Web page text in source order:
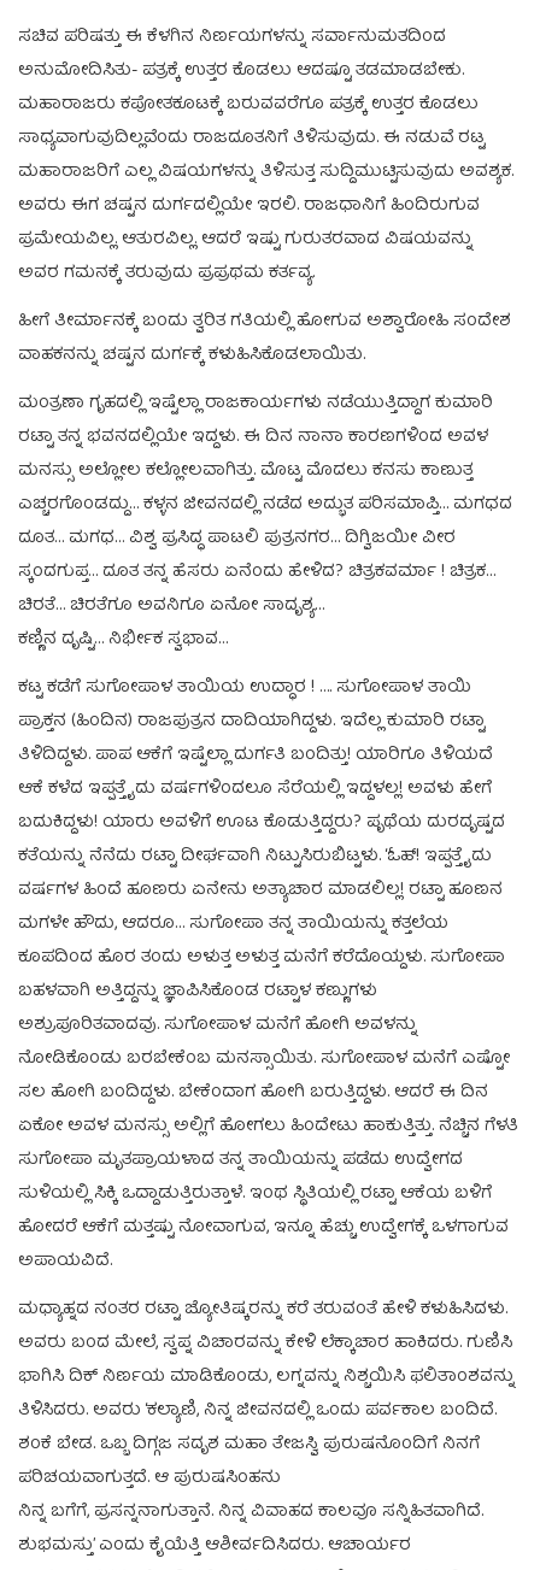
ಸಚಿವ ಪರಿಷತ್ತು ಈ ಕೆಳಗಿನ ನಿರ್ಣಯಗಳನ್ನು ಸರ್ವಾನುಮತದಿಂದ
ಅನುಮೋದಿಸಿತು- ಪತ್ರಕ್ಕೆ ಉತ್ತರ ಕೊಡಲು ಆದಷ್ಟೂ ತಡಮಾಡಬೇಕು.
ಮಹಾರಾಜರು ಕಪೋತಕೂಟಕ್ಕೆ ಬರುವವರೆಗೂ ಪತ್ರಕ್ಕೆ ಉತ್ತರ ಕೊಡಲು
ಸಾಧ್ಯವಾಗುವುದಿಲ್ಲವೆಂದು ರಾಜದೂತನಿಗೆ ತಿಳಿಸುವುದು. ಈ ನಡುವೆ ರಟ್ಟ
ಮಹಾರಾಜರಿಗೆ ಎಲ್ಲ ವಿಷಯಗಳನ್ನು ತಿಳಿಸುತ್ತ ಸುದ್ದಿಮುಟ್ಟಿಸುವುದು ಅವಶ್ಯಕ.
ಅವರು ಈಗ ಚಷ್ಟನ ದುರ್ಗದಲ್ಲಿಯೇ ಇರಲಿ. ರಾಜಧಾನಿಗೆ ಹಿಂದಿರುಗುವ
ಪ್ರಮೇಯವಿಲ್ಲ. ಆತುರವಿಲ್ಲ. ಆದರೆ ಇಷ್ಟು ಗುರುತರವಾದ ವಿಷಯವನ್ನು
ಅವರ ಗಮನಕ್ಕೆ ತರುವುದು ಪ್ರಪ್ರಥಮ ಕರ್ತವ್ಯ.
ಹೀಗೆ ತೀರ್ಮಾನಕ್ಕೆ ಬಂದು ತ್ವರಿತ ಗತಿಯಲ್ಲಿ ಹೋಗುವ ಅಶ್ವಾರೋಹಿ ಸಂದೇಶ
ವಾಹಕನನ್ನು ಚಷ್ಟನ ದುರ್ಗಕ್ಕೆ ಕಳುಹಿಸಿಕೊಡಲಾಯಿತು.
ಮಂತ್ರಣಾ ಗೃಹದಲ್ಲಿ ಇಷ್ಟೆಲ್ಲಾ ರಾಜಕಾರ್ಯಗಳು ನಡೆಯುತ್ತಿದ್ದಾಗ ಕುಮಾರಿ
ರಟ್ಟಾ ತನ್ನ ಭವನದಲ್ಲಿಯೇ ಇದ್ದಳು. ಈ ದಿನ ನಾನಾ ಕಾರಣಗಳಿಂದ ಅವಳ
ಮನಸ್ಸು ಅಲ್ಲೋಲ ಕಲ್ಲೋಲವಾಗಿತ್ತು. ಮೊಟ್ಟ ಮೊದಲು ಕನಸು ಕಾಣುತ್ತ
ಎಚ್ಚರಗೊಂಡದ್ದು… ಕಳ್ಳನ ಜೀವನದಲ್ಲಿ ನಡೆದ ಅದ್ಭುತ ಪರಿಸಮಾಪ್ತಿ… ಮಗಧದ
ದೂತ… ಮಗಧ… ವಿಶ್ವ ಪ್ರಸಿದ್ಧ ಪಾಟಲಿ ಪುತ್ರನಗರ… ದಿಗ್ವಿಜಯೀ ವೀರ
ಸ್ಕಂದಗುಪ್ತ… ದೂತ ತನ್ನ ಹೆಸರು ಏನೆಂದು ಹೇಳಿದ? ಚಿತ್ರಕವರ್ಮಾ ! ಚಿತ್ರಕ…
ಚಿರತೆ… ಚಿರತೆಗೂ ಅವನಿಗೂ ಏನೋ ಸಾದೃಶ್ಯ…
ಕಣ್ಣಿನ ದೃಷ್ಟಿ… ನಿರ್ಭೀಕ ಸ್ವಭಾವ…
ಕಟ್ಟ ಕಡೆಗೆ ಸುಗೋಪಾಳ ತಾಯಿಯ ಉದ್ಧಾರ ! …. ಸುಗೋಪಾಳ ತಾಯಿ
ಪ್ರಾಕ್ತನ (ಹಿಂದಿನ) ರಾಜಪುತ್ರನ ದಾದಿಯಾಗಿದ್ದಳು. ಇದೆಲ್ಲ ಕುಮಾರಿ ರಟ್ಟಾ
ತಿಳಿದಿದ್ದಳು. ಪಾಪ ಆಕೆಗೆ ಇಷ್ಟೆಲ್ಲಾ ದುರ್ಗತಿ ಬಂದಿತ್ತು! ಯಾರಿಗೂ ತಿಳಿಯದೆ
ಆಕೆ ಕಳೆದ ಇಪ್ಪತ್ತೈದು ವರ್ಷಗಳಿಂದಲೂ ಸೆರೆಯಲ್ಲಿ ಇದ್ದಳಲ್ಲ! ಅವಳು ಹೇಗೆ
ಬದುಕಿದ್ದಳು! ಯಾರು ಅವಳಿಗೆ ಊಟ ಕೊಡುತ್ತಿದ್ದರು? ಪೃಥೆಯ ದುರದೃಷ್ಟದ
ಕತೆಯನ್ನು ನೆನೆದು ರಟ್ಟಾ ದೀರ್ಘವಾಗಿ ನಿಟ್ಟುಸಿರುಬಿಟ್ಟಳು. ‘ಓಹ್! ಇಪ್ಪತ್ತೈದು
ವರ್ಷಗಳ ಹಿಂದೆ ಹೂಣರು ಏನೇನು ಅತ್ಯಾಚಾರ ಮಾಡಲಿಲ್ಲ! ರಟ್ಟಾ ಹೂಣನ
ಮಗಳೇ ಹೌದು, ಆದರೂ… ಸುಗೋಪಾ ತನ್ನ ತಾಯಿಯನ್ನು ಕತ್ತಲೆಯ
ಕೂಪದಿಂದ ಹೊರ ತಂದು ಅಳುತ್ತ ಅಳುತ್ತ ಮನೆಗೆ ಕರೆದೊಯ್ದಳು. ಸುಗೋಪಾ
ಬಹಳವಾಗಿ ಅತ್ತಿದ್ದನ್ನು ಜ್ಞಾಪಿಸಿಕೊಂಡ ರಟ್ಟಾಳ ಕಣ್ಣುಗಳು
ಅಶ್ರುಪೂರಿತವಾದವು. ಸುಗೋಪಾಳ ಮನೆಗೆ ಹೋಗಿ ಅವಳನ್ನು
ನೋಡಿಕೊಂಡು ಬರಬೇಕೆಂಬ ಮನಸ್ಸಾಯಿತು. ಸುಗೋಪಾಳ ಮನೆಗೆ ಎಷ್ಟೋ
ಸಲ ಹೋಗಿ ಬಂದಿದ್ದಳು. ಬೇಕೆಂದಾಗ ಹೋಗಿ ಬರುತ್ತಿದ್ದಳು. ಆದರೆ ಈ ದಿನ
ಏಕೋ ಅವಳ ಮನಸ್ಸು ಅಲ್ಲಿಗೆ ಹೋಗಲು ಹಿಂದೇಟು ಹಾಕುತ್ತಿತ್ತು. ನೆಚ್ಚಿನ ಗೆಳತಿ
ಸುಗೋಪಾ ಮೃತಪ್ರಾಯಳಾದ ತನ್ನ ತಾಯಿಯನ್ನು ಪಡೆದು ಉದ್ವೇಗದ
ಸುಳಿಯಲ್ಲಿ ಸಿಕ್ಕಿ ಒದ್ದಾಡುತ್ತಿರುತ್ತಾಳೆ. ಇಂಥ ಸ್ಥಿತಿಯಲ್ಲಿ ರಟ್ಟಾ ಆಕೆಯ ಬಳಿಗೆ
ಹೋದರೆ ಆಕೆಗೆ ಮತ್ತಷ್ಟು ನೋವಾಗುವ, ಇನ್ನೂ ಹೆಚ್ಚು ಉದ್ವೇಗಕ್ಕೆ ಒಳಗಾಗುವ
ಅಪಾಯವಿದೆ.
ಮಧ್ಯಾಹ್ನದ ನಂತರ ರಟ್ಟಾ ಜ್ಯೋತಿಷ್ಕರನ್ನು ಕರೆ ತರುವಂತೆ ಹೇಳಿ ಕಳುಹಿಸಿದಳು.
ಅವರು ಬಂದ ಮೇಲೆ, ಸ್ವಪ್ನ ವಿಚಾರವನ್ನು ಕೇಳಿ ಲೆಕ್ಕಾಚಾರ ಹಾಕಿದರು. ಗುಣಿಸಿ
ಭಾಗಿಸಿ ದಿಕ್ ನಿರ್ಣಯ ಮಾಡಿಕೊಂಡು, ಲಗ್ನವನ್ನು ನಿಶ್ಚಯಿಸಿ ಫಲಿತಾಂಶವನ್ನು
ತಿಳಿಸಿದರು. ಅವರು ‘ಕಲ್ಯಾಣಿ, ನಿನ್ನ ಜೀವನದಲ್ಲಿ ಒಂದು ಪರ್ವಕಾಲ ಬಂದಿದೆ.
ಶಂಕೆ ಬೇಡ. ಒಬ್ಬ ದಿಗ್ಗಜ ಸದೃಶ ಮಹಾ ತೇಜಸ್ವಿ ಪುರುಷನೊಂದಿಗೆ ನಿನಗೆ
ಪರಿಚಯವಾಗುತ್ತದೆ. ಆ ಪುರುಷಸಿಂಹನು
ನಿನ್ನ ಬಗೆಗೆ, ಪ್ರಸನ್ನನಾಗುತ್ತಾನೆ. ನಿನ್ನ ವಿವಾಹದ ಕಾಲವೂ ಸನ್ನಿಹಿತವಾಗಿದೆ.
ಶುಭಮಸ್ತು’ ಎಂದು ಕೈಯೆತ್ತಿ ಆಶೀರ್ವದಿಸಿದರು. ಆಚಾರ್ಯರ